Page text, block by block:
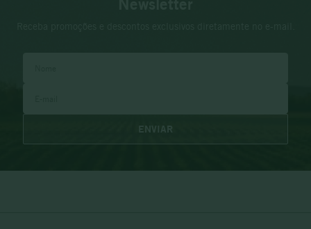
ENVIAR